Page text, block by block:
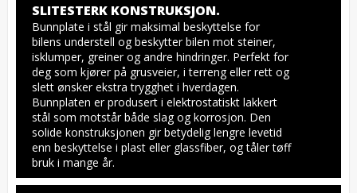
SLITESTERK KONSTRUKSJON.
Bunnplate i stål gir maksimal beskyttelse for
bilens understell og beskytter bilen mot steiner,
isklumper, greiner og andre hindringer. Perfekt for
deg som kjører på grusveier, i terreng eller rett og
slett ønsker ekstra trygghet i hverdagen.
Bunnplaten er produsert i elektrostatiskt lakkert
stål som motstår både slag og korrosjon. Den
solide konstruksjonen gir betydelig lengre levetid
enn beskyttelse i plast eller glassfiber, og tåler tøff
bruk i mange år.